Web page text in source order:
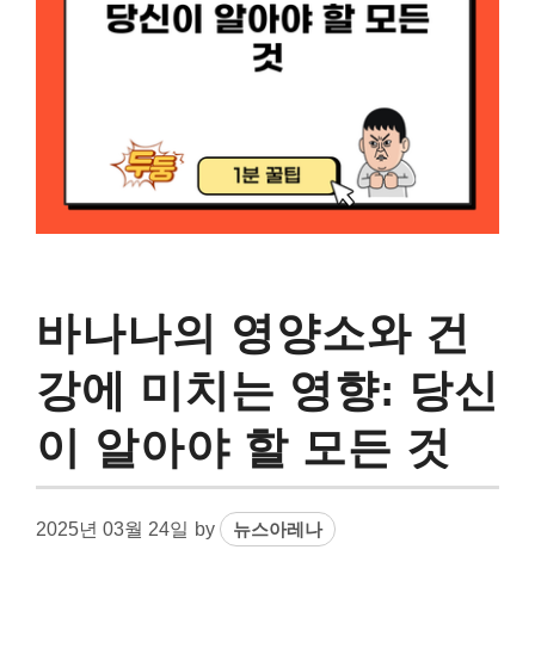
바나나의 영양소와 건
강에 미치는 영향: 당신
이 알아야 할 모든 것
2025년 03월 24일 by 뉴스아레나